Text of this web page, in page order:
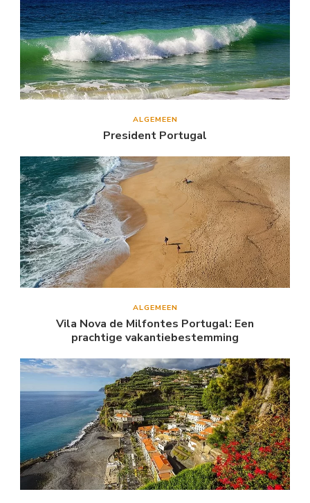
ALGEMEEN
President Portugal
ALGEMEEN
Vila Nova de Milfontes Portugal: Een
prachtige vakantiebestemming